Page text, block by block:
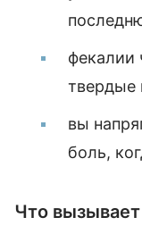
фекалии
твердые
вы
боль,
Что вызывает